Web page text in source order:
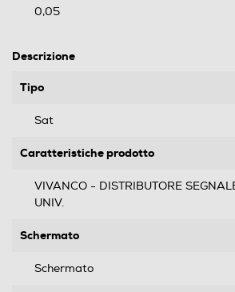
0,05
Descrizione
Tipo
Sat
Caratteristiche prodotto
VIVANCO - DISTRIBUTORE
UNIV.
Schermato
Schermato